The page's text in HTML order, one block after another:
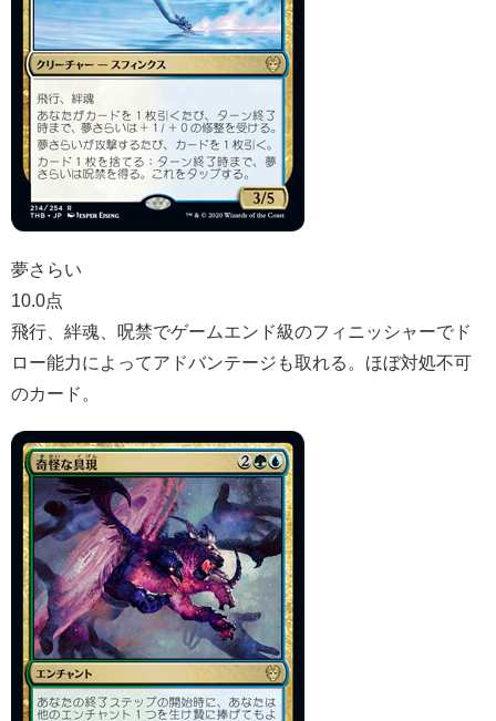
夢さらい
10.0点
飛行、絆魂、呪禁でゲームエンド級のフィニッシャーでド
ロー能力によってアドバンテージも取れる。ほぼ対処不可
のカード。